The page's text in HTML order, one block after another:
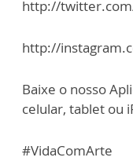
http://
http://
Baixe o nosso
celular, tablet ou
#VidaComArte